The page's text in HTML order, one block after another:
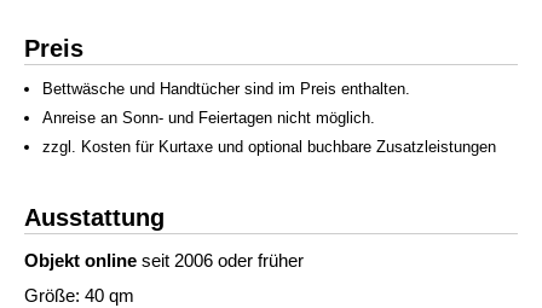
Preis
Bettwäsche und Handtücher sind im Preis enthalten.
Anreise an Sonn- und Feiertagen nicht möglich.
zzgl. Kosten für Kurtaxe und optional buchbare Zusatzleistungen
Ausstattung
Objekt online seit 2006 oder früher
Größe: 40 qm